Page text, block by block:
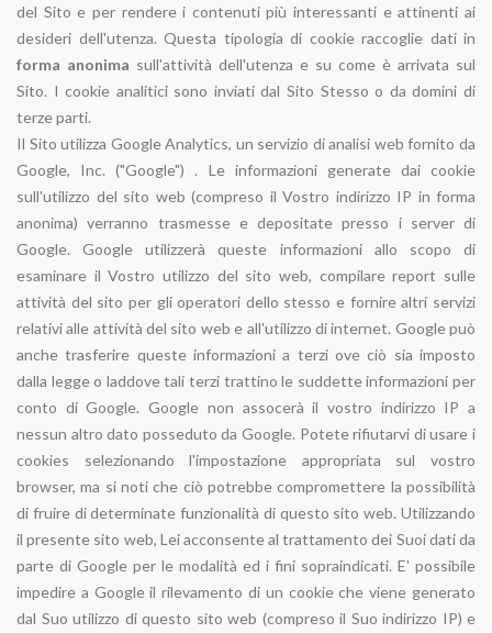
del Sito e per rendere i contenuti più interessanti e attinenti ai
desideri dell'utenza. Questa tipologia di cookie raccoglie dati in
forma anonima sull'attività dell'utenza e su come è arrivata sul
Sito. I cookie analitici sono inviati dal Sito Stesso o da domini di
terze parti.
Il Sito utilizza Google Analytics, un servizio di analisi web fornito da
Google, Inc. ("Google") . Le informazioni generate dai cookie
sull'utilizzo del sito web (compreso il Vostro indirizzo IP in forma
anonima) verranno trasmesse e depositate presso i server di
Google. Google utilizzerà queste informazioni allo scopo di
esaminare il Vostro utilizzo del sito web, compilare report sulle
attività del sito per gli operatori dello stesso e fornire altri servizi
relativi alle attività del sito web e all'utilizzo di internet. Google può
anche trasferire queste informazioni a terzi ove ciò sia imposto
dalla legge o laddove tali terzi trattino le suddette informazioni per
conto di Google. Google non assocerà il vostro indirizzo IP a
nessun altro dato posseduto da Google. Potete rifiutarvi di usare i
cookies selezionando l'impostazione appropriata sul vostro
browser, ma si noti che ciò potrebbe compromettere la possibilità
di fruire di determinate funzionalità di questo sito web. Utilizzando
il presente sito web, Lei acconsente al trattamento dei Suoi dati da
parte di Google per le modalità ed i fini sopraindicati. E' possibile
impedire a Google il rilevamento di un cookie che viene generato
dal Suo utilizzo di questo sito web (compreso il Suo indirizzo IP) e